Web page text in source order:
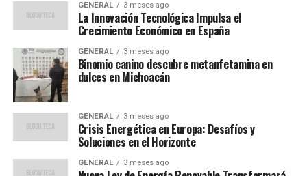
en Infantería de Marina, en un sitio bastante operativo”,
comenta Javier, quien recientemente participó en la
misión Dédalo, una operación de mantenimiento de la
paz que abarcó desde el Mediterráneo hasta el Atlántico.
Javier describe con entusiasmo su participación en
maniobras con otros países de la OTAN, destacando el
rigor y la exigencia de su rol.
“Es duro, porque en mi caso
GENERAL 3 meses ago
La Innovación Tecnológica Impulsa el
Crecimiento Económico en España
GENERAL 3 meses ago
Binomio canino descubre metanfetamina en
dulces en Michoacán
GENERAL 3 meses ago
Crisis Energética en Europa: Desafíos y
Soluciones en el Horizonte
GENERAL 3 meses ago